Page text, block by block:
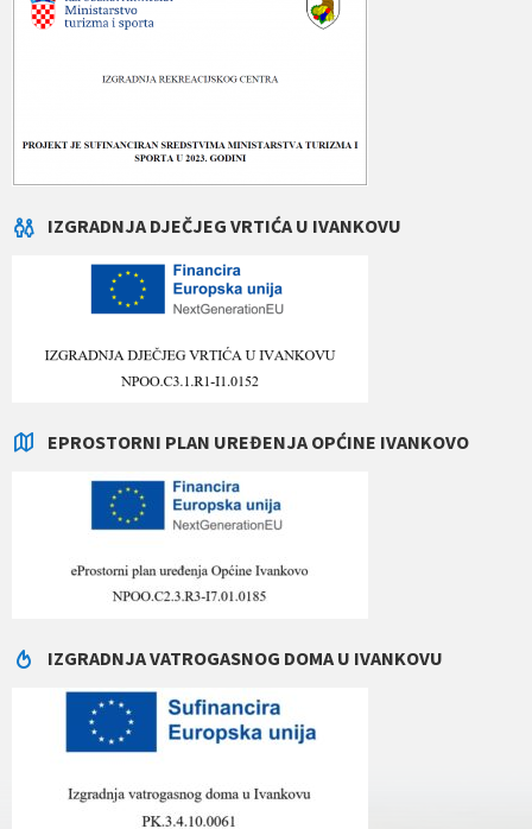
IZGRADNJA DJEČJEG VRTIĆA U IVANKOVU
EPROSTORNI PLAN UREĐENJA OPĆINE IVANKOVO
IZGRADNJA VATROGASNOG DOMA U IVANKOVU